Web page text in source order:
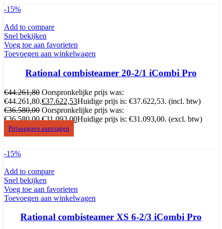
-15%
Add to compare
Snel bekijken
Voeg toe aan favorieten
Toevoegen aan winkelwagen
Rational combisteamer 20-2/1 iCombi Pro
€44.261,80 Oorspronkelijke prijs was:
€44.261,80.€37.622,53Huidige prijs is: €37.622,53. (incl. btw)
€36.580,00 Oorspronkelijke prijs was:
€36.580,00.€31.093,00Huidige prijs is: €31.093,00. (excl. btw)
Prijsopgave aanvragen
-15%
Add to compare
Snel bekijken
Voeg toe aan favorieten
Toevoegen aan winkelwagen
Rational combisteamer XS 6-2/3 iCombi Pro